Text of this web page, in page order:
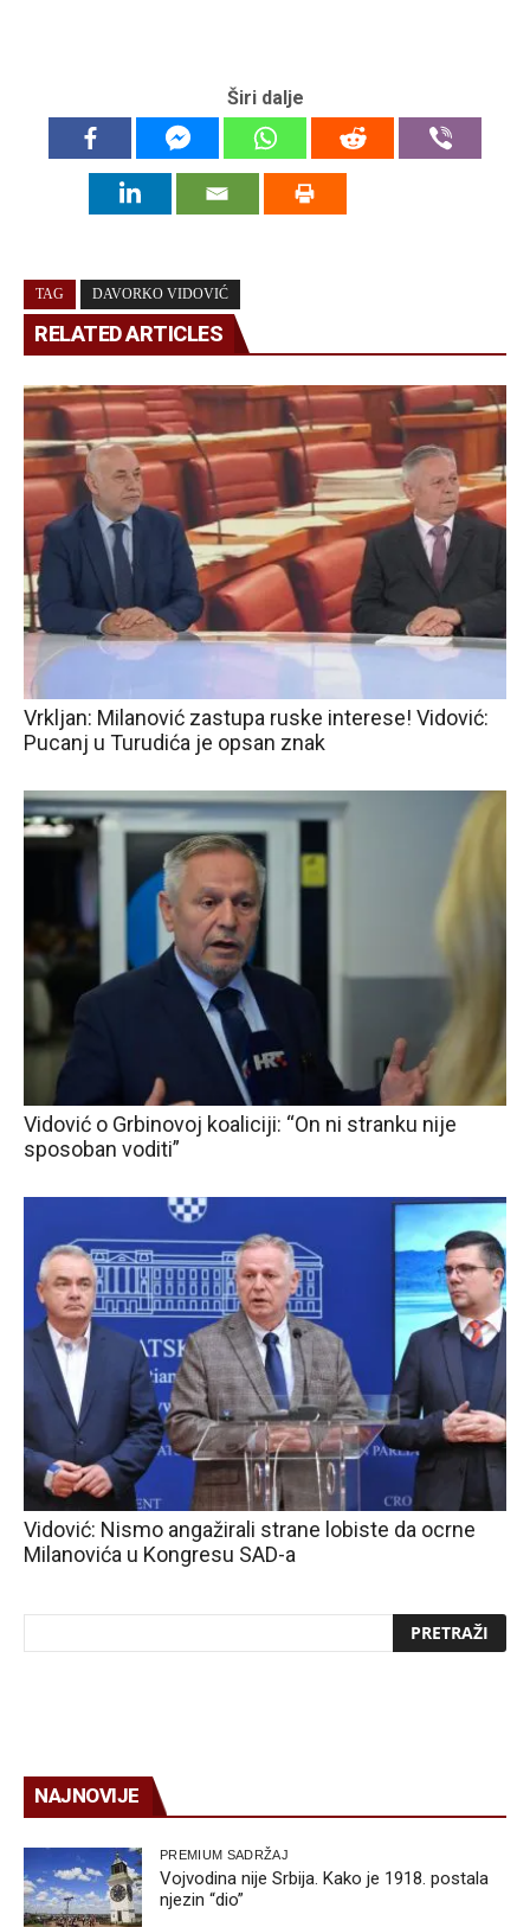
Širi dalje
TAG DAVORKO VIDOVIĆ
RELATED ARTICLES
Vrkljan: Milanović zastupa ruske interese! Vidović:
Pucanj u Turudića je opsan znak
Vidović o Grbinovoj koaliciji: “On ni stranku nije
sposoban voditi”
Vidović: Nismo angažirali strane lobiste da ocrne
Milanovića u Kongresu SAD-a
NAJNOVIJE
PREMIUM SADRŽAJ
Vojvodina nije Srbija. Kako je 1918. postala
njezin “dio”